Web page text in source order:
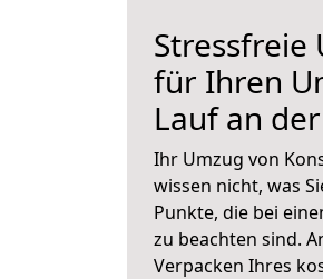
Stressfreie
für Ihren
Lauf an
Ihr Umzug von
wissen nicht, was
Punkte, die bei
zu beachten sind.
Verpacken Ihres